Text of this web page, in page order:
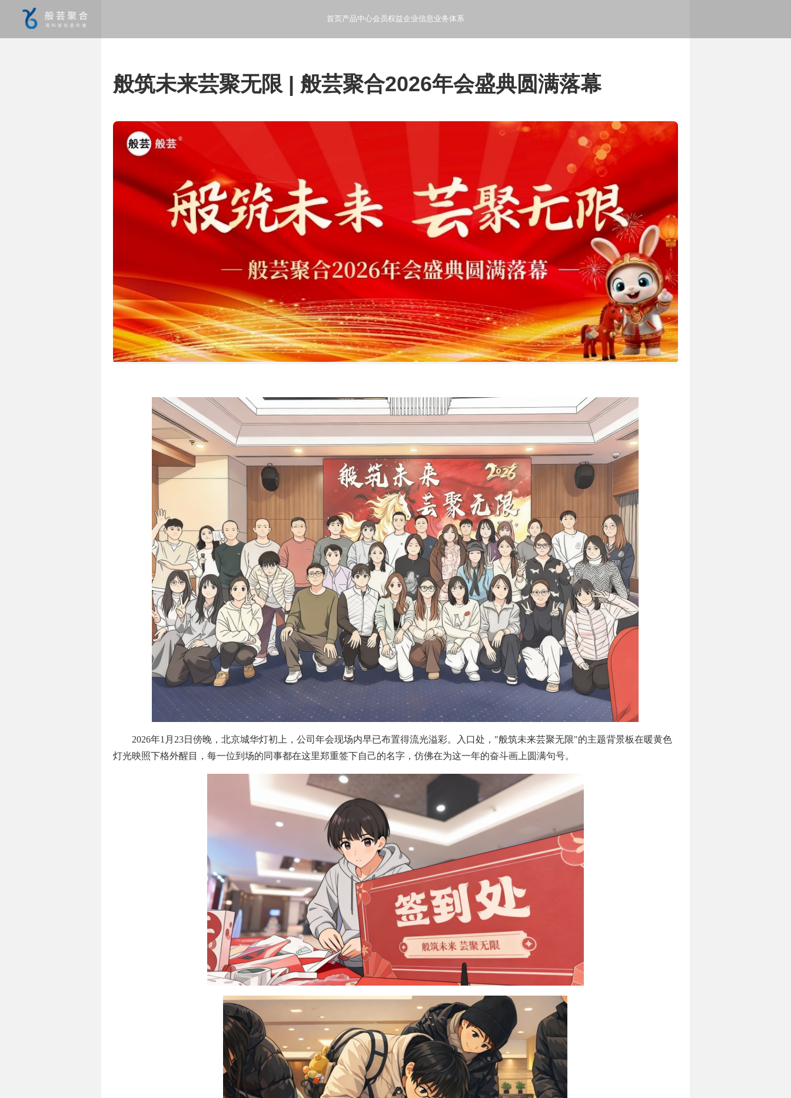
首页 产品中心
- 般芸聚合科技产品使用指南和文档
会员权益
- 产品会员特权和增值服务
企业信息
- 般芸聚合科技公司概况和发展历程
业务体系
- 般芸聚合科技的业务范围和服务内容
般筑未来芸聚无限 | 般芸聚合2026年会盛典圆满落幕
2026年1月23日傍晚，北京城华灯初上，公司年会现场内早已布置得流光溢彩。入口处，"般筑未来芸聚无限"的主题背景板在暖黄色
灯光映照下格外醒目，每一位到场的同事都在这里郑重签下自己的名字，仿佛在为这一年的奋斗画上圆满句号。